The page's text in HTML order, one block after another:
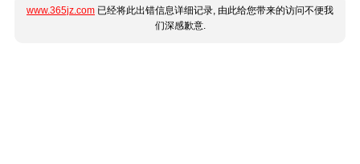
www.365jz.com 已经将此出错信息详细记录, 由此给您带来的访问不便我
们深感歉意.